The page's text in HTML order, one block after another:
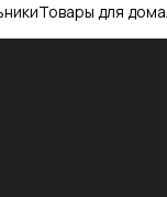
Товары для дома